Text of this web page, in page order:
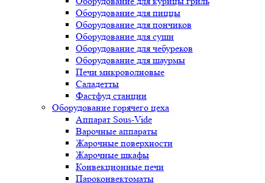
Оборудование для пиццы
Оборудование для пончиков
Оборудование для суши
Оборудование для чебуреков
Оборудование для шаурмы
Печи микроволновые
Саладетты
Фастфуд станции
Оборудование горячего цеха
Аппарат Sous-Vide
Варочные аппараты
Жарочные поверхности
Жарочные шкафы
Конвекционные печи
Пароконвектоматы